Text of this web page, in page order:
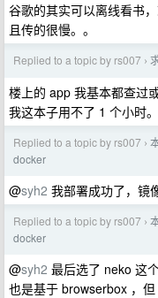
谷歌的其实可以离线看书
且传的很慢。。
Replied to a topic by rs007 ›
楼上的 app 我基本都查过
我这本子用不了 1 个小时。
Replied to a topic by rs007 ›
docker
@syh2 我部署成功了，镜
Replied to a topic by rs007 ›
docker
@syh2 最后选了 neko 这
也是基于 browserbox ，